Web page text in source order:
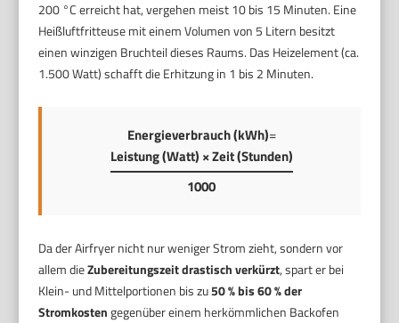
200 °C erreicht hat, vergehen meist 10 bis 15 Minuten. Eine
Heißluftfritteuse mit einem Volumen von 5 Litern besitzt
einen winzigen Bruchteil dieses Raums. Das Heizelement (ca.
1.500 Watt) schafft die Erhitzung in 1 bis 2 Minuten.
Energieverbrauch (kWh)=
Leistung (Watt) × Zeit (Stunden)
1000
Da der Airfryer nicht nur weniger Strom zieht, sondern vor
allem dieZubereitungszeit drastisch verkürzt, spart er bei
Klein- und Mittelportionen bis zu50 % bis 60 % der
Stromkostengegenüber einem herkömmlichen Backofen